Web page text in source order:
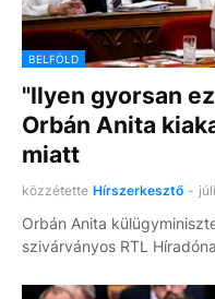
BELFÖLD
"Ilyen gyorsan
Orbán Anita
miatt
közzétette Hírszerkesztő -
Orbán Anita
szivárványos RTL